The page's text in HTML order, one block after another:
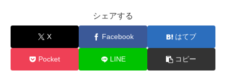
シェアする
X Facebook はてブ
Pocket LINE コピー